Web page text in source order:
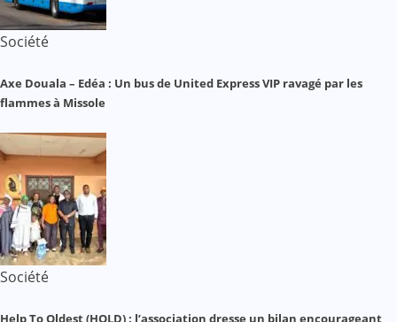
Société
Axe Douala – Edéa : Un bus de United Express VIP ravagé par les
flammes à Missole
Société
Help To Oldest (HOLD) : l’association dresse un bilan encourageant